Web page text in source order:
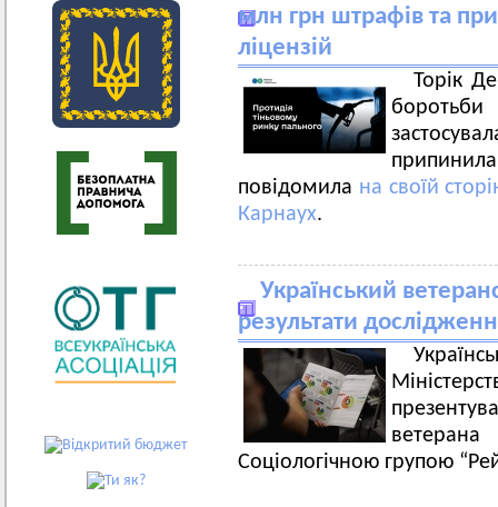
млн грн штрафів та
ліцензій
Торік
повідомила на своїй
Карнаух.
Український
результати
Соціологічною групою